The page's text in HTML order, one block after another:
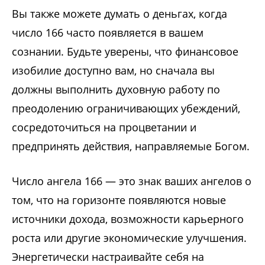
Вы также можете думать о деньгах, когда
число 166 часто появляется в вашем
сознании. Будьте уверены, что финансовое
изобилие доступно вам, но сначала вы
должны выполнить духовную работу по
преодолению ограничивающих убеждений,
сосредоточиться на процветании и
предпринять действия, направляемые Богом.
Число ангела 166 — это знак ваших ангелов о
том, что на горизонте появляются новые
источники дохода, возможности карьерного
роста или другие экономические улучшения.
Энергетически настраивайте себя на